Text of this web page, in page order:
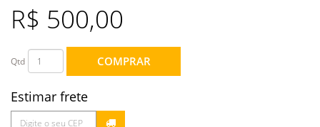
R$ 500,00
Qtd COMPRAR
Estimar frete